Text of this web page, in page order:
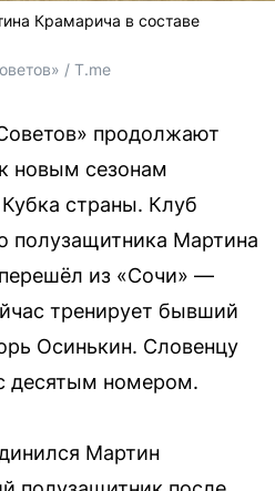
Крамарича в составе
/ T.me
продолжают
новым сезонам
страны. Клуб
полузащитника Мартина
из «Сочи» —
тренирует бывший
Осинькин. Словенцу
десятым номером.
Мартин